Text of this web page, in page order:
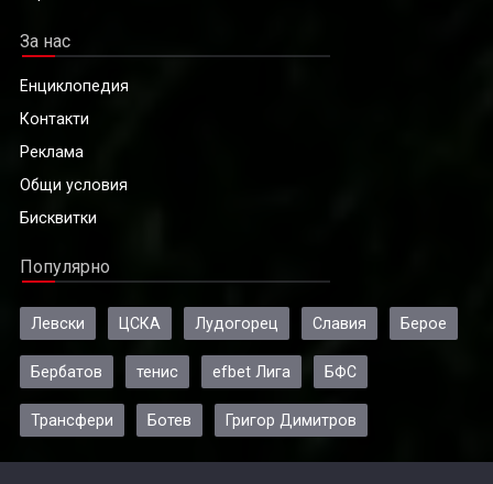
За нас
Енциклопедия
Контакти
Реклама
Общи условия
Бисквитки
Популярно
Левски ЦСКА Лудогорец Славия Берое
Бербатов тенис efbet Лига БФС
Трансфери Ботев Григор Димитров